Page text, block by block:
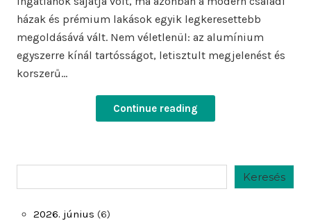
házak és prémium lakások egyik legkeresettebb
megoldásává vált. Nem véletlenül: az alumínium
egyszerre kínál tartósságot, letisztult megjelenést és
korszerű…
Continue reading
Keresés
2026. június (6)